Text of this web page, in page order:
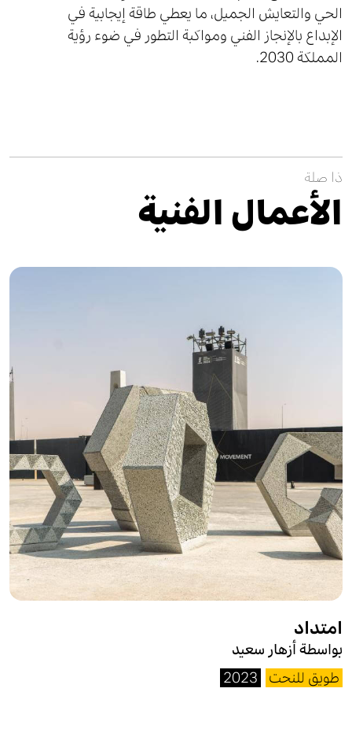
الحي والتعايش الجميل، ما يعطي طاقة إيجابية في
الإبداع بالإنجاز الفني ومواكبة التطور في ضوء رؤية
المملكة 2030.
ذا صلة
الأعمال الفنية
امتداد
بواسطة أزهار سعيد
طويق للنحت
2023